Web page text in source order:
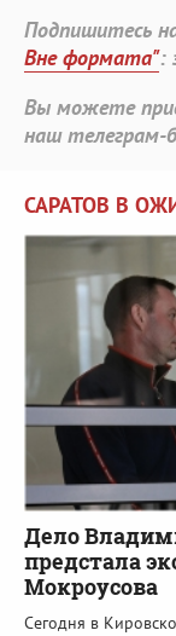
Подпишитесь
Вне формата":
Вы можете
наш телеграм-
САРАТОВ В
Дело
предстала
Мокроусова
Сегодня в